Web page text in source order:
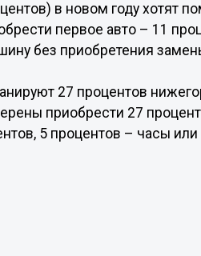
в новом году хотят
первое авто – 11
без приобретения
27 процентов
приобрести 27
5 процентов – часы